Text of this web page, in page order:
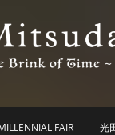
FAIR 光